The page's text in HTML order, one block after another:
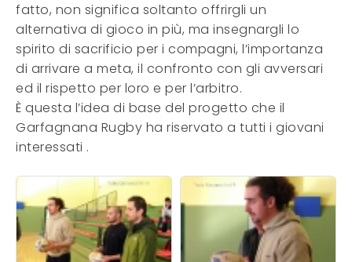
fatto, non significa soltanto offrirgli un
alternativa di gioco in più, ma insegnargli lo
spirito di sacrificio per i compagni, l’importanza
di arrivare a meta, il confronto con gli avversari
ed il rispetto per loro e per l’arbitro.
È questa l’idea di base del progetto che il
Garfagnana Rugby ha riservato a tutti i giovani
interessati .